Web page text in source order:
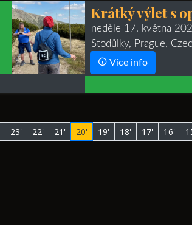
Krátký výlet s
neděle 17. května
Stodůlky, Prague,
Více info
23' 22' 21' 20' 19' 18' 17' 16'